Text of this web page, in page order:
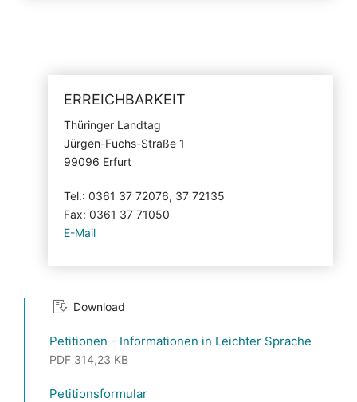
ERREICHBARKEIT
Thüringer Landtag
Jürgen-Fuchs-Straße 1
99096 Erfurt
Tel.: 0361 37 72076, 37 72135
Fax: 0361 37 71050
E-Mail
Download
Petitionen - Informationen in Leichter Sprache
PDF 314,23 KB
Petitionsformular